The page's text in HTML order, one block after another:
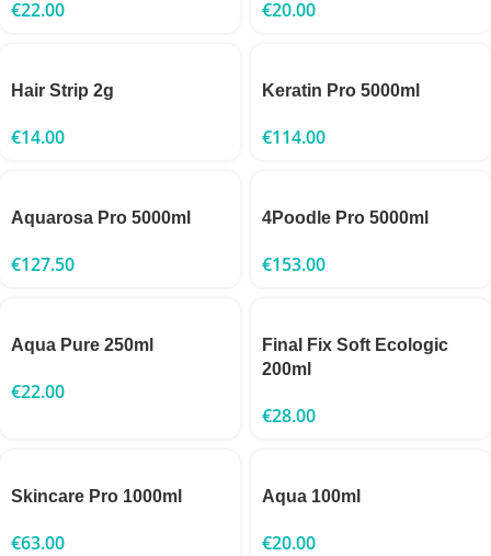
€22.00 €20.00
Hair Strip 2g
€14.00
Keratin Pro 5000ml
€114.00
Aquarosa Pro 5000ml
€127.50
4Poodle Pro 5000ml
€153.00
Aqua Pure 250ml
€22.00
Final Fix Soft Ecologic
200ml
€28.00
Skincare Pro 1000ml
€63.00
Aqua 100ml
€20.00